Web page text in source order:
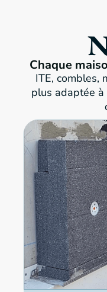
Chaque
ITE, combles,
plus adaptée